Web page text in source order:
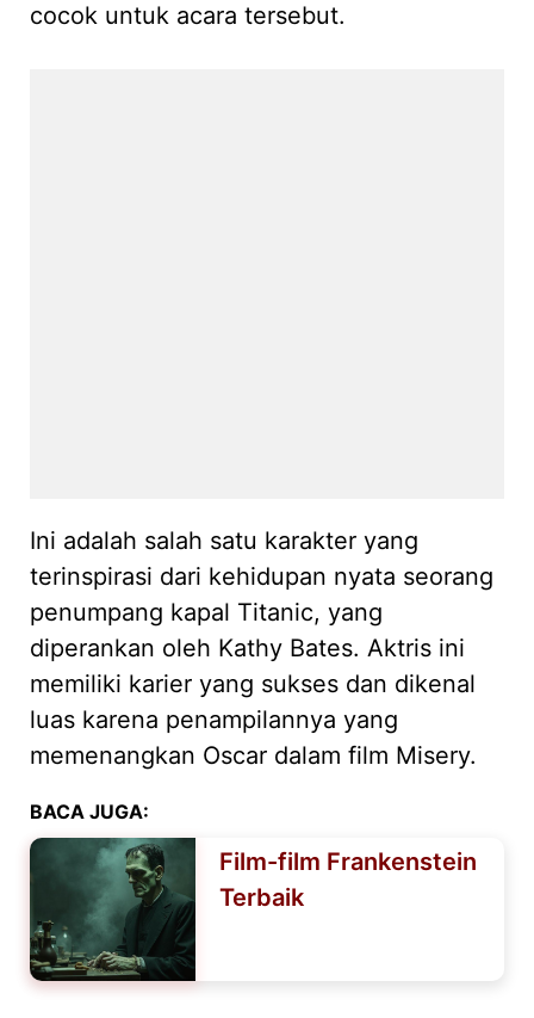
cocok untuk acara tersebut.
Ini adalah salah satu karakter yang
terinspirasi dari kehidupan nyata seorang
penumpang kapal Titanic, yang
diperankan oleh Kathy Bates. Aktris ini
memiliki karier yang sukses dan dikenal
luas karena penampilannya yang
memenangkan Oscar dalam film Misery.
BACA JUGA:
Film-film Frankenstein
Terbaik